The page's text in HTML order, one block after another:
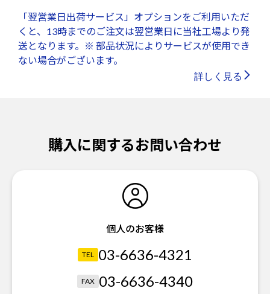
「翌営業日出荷サービス」オプションをご利用いただ
くと、13時までのご注文は翌営業日に当社工場より発
送となります。※ 部品状況によりサービスが使用でき
ない場合がございます。
詳しく見る
購入に関するお問い合わせ
個人のお客様
TEL 03-6636-4321
FAX 03-6636-4340